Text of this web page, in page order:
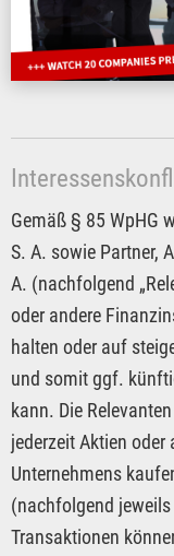
Gemäß § 85 WpHG
S. A. sowie Partner,
A. (nachfolgend
oder andere
halten oder auf
und somit ggf.
kann. Die
jederzeit Aktien
Unternehmens
(nachfolgend jeweils
Transaktionen